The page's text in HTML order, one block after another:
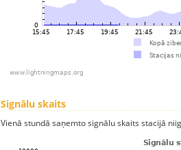
Signālu skaits
Vienā stundā saņemto signālu skaits stacijā